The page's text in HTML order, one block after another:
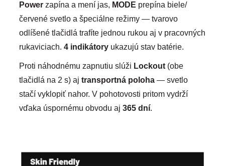
Power zapína a mení jas, MODE prepína biele/
červené svetlo a špeciálne režimy — tvarovo
odlíšené tlačidlá trafíte jednou rukou aj v pracovných
rukaviciach. 4 indikátory ukazujú stav batérie.
Proti náhodnému zapnutiu slúži Lockout (obe
tlačidlá na 2 s) aj transportná poloha — svetlo
stačí vyklopiť nahor. V pohotovosti pritom vydrží
vďaka úspornému obvodu aj 365 dní.